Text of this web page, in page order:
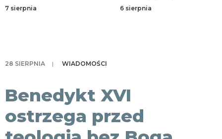
7 sierpnia 6 sierpnia
28 SIERPNIA | WIADOMOŚCI
Benedykt XVI
ostrzega przed